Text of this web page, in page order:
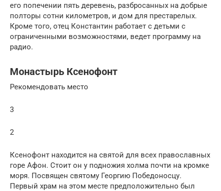
его попечении пять деревень, разбросанных на добрые
полторы сотни километров, и дом для престарелых.
Кроме того, отец Константин работает с детьми с
ограниченными возможностями, ведет программу на
радио.
Монастырь Ксенофонт
Рекомендовать место
3
2
Ксенофонт находится на святой для всех православных
горе Афон. Стоит он у подножия холма почти на кромке
моря. Посвящен святому Георгию Победоносцу.
Первый храм на этом месте предположительно был